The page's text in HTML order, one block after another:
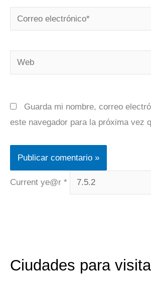
Correo
electrónico*
Web
Guarda mi nombre, correo
este navegador para la próxima vez
Current ye@r *
Ciudades para